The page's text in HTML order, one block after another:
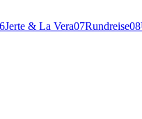
Jerte & La Vera07Rundreise08